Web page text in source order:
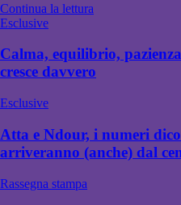
Continua la lettura
Esclusive
Calma, equilibrio,
cresce davvero
Esclusive
Atta e Ndour, i numeri
arriveranno (anche) dal
Rassegna stampa